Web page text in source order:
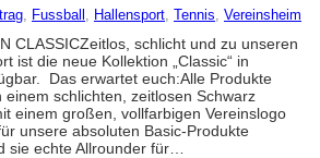
, Fussball , Hallensport, Tennis, Vereinsheim
CLASSICZeitlos, schlicht und zu unseren
ist die neue Kollektion „Classic“ in
Das erwartet euch:Alle Produkte
einem schlichten, zeitlosen Schwarz
einem großen, vollfarbigen Vereinslogo
unsere absoluten Basic-Produkte
sie echte Allrounder für…